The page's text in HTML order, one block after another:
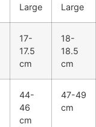
Large
Large
17-
17.5
cm
18-
18.5
cm
44-
46
cm
47-49
cm